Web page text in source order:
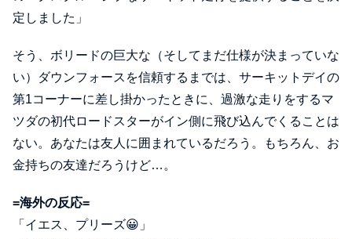
定しました」
そう、ボリードの巨大な（そしてまだ仕様が決まっていな
い）ダウンフォースを信頼するまでは、サーキットデイの
第1コーナーに差し掛かったときに、過激な走りをするマ
ツダの初代ロードスターがイン側に飛び込んでくることは
ない。あなたは友人に囲まれているだろう。もちろん、お
金持ちの友達だろうけど…。
=海外の反応=
「イエス、プリーズ😀」